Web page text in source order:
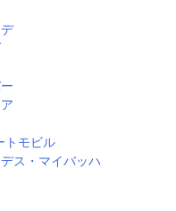
トモビル
デス・マイバッハ